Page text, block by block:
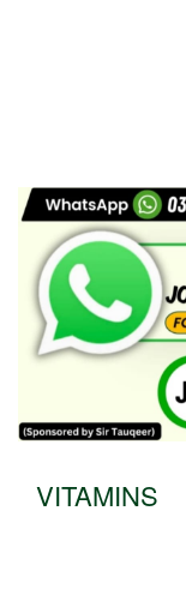
VITAMINS